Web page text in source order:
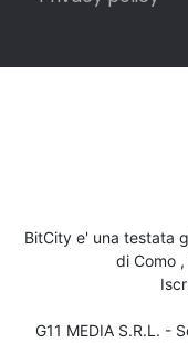
BitCity e' una testata
di Como
G11 MEDIA S.R.L. -